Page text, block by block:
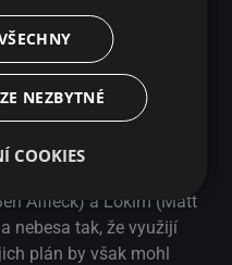
mezeru v katolickém
na nebesa. Jediným
odvrácení od tohoto
skupina.
od prvního uvedení!
satirická komedie o dvou
Affleck) a Lokim (Matt
nebesa tak, že využijí
plán by však mohl
NEZBYTNÉ
COOKIES